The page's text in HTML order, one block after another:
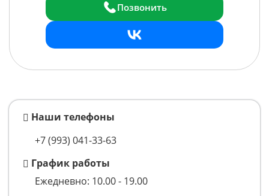
Позвонить
Наши телефоны
+7 (993) 041-33-63
График работы
Ежедневно: 10.00 - 19.00